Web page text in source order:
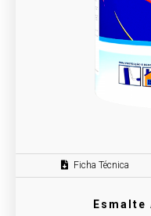
Ficha Técnica